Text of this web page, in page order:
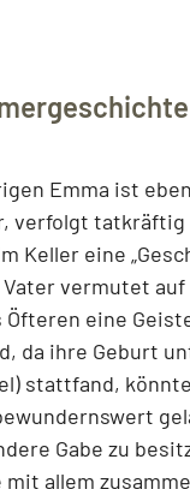
Emma ist
verfolgt tatkräftig
Keller eine
vermutet
eine
da ihre Geburt
stattfand,
Gabe zu
allem